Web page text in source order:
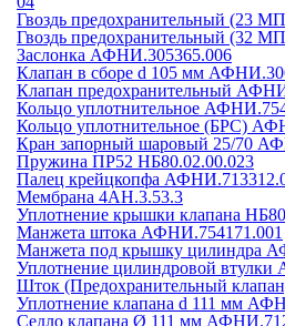
Гвоздь предохранительный (23
Гвоздь предохранительный (32
Заслонка АФНИ.305365.006
Клапан в сборе d 105 мм
Клапан предохранительный
Кольцо уплотнительное
Кольцо уплотнительное (БРС)
Кран запорный шаровый 25/70
Пружина ПР52 НБ80.02.00.023
Палец крейцкопфа
Мембрана 4АН.3.53.3
Уплотнение крышки клапана
Манжета штока АФНИ.754171.001
Манжета под крышку цилиндра
Уплотнение цилиндровой
Шток (Предохранительный
Уплотнение клапана d 111 мм
Седло клапана Ø 111 мм